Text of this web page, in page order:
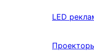
LED